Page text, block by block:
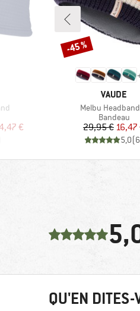
€
MARQUE
VAUDE
Article
Melbu
Product
Bandeau
Prix
29,95 €Prix
16,47
5,0(6
Remise
-45 %
QU'EN DITES-